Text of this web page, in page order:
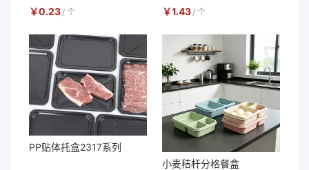
￥0.23 / 个
￥1.43 / 个
PP贴体托盒2317系列
小麦秸杆分格餐盒